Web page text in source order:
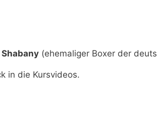
(ehemaliger Boxer der
in die Kursvideos.